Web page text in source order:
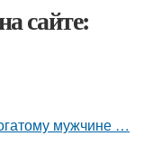
сайте:
мужчине …